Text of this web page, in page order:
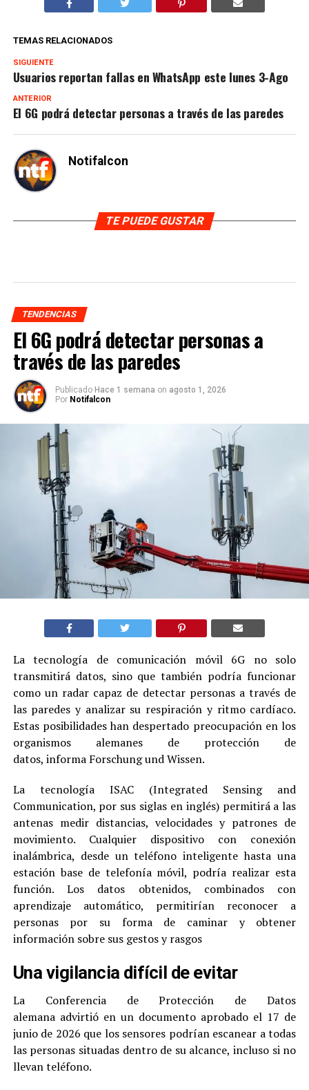
TEMAS RELACIONADOS
SIGUIENTE
Usuarios reportan fallas en WhatsApp este lunes 3-Ago
ANTERIOR
El 6G podrá detectar personas a través de las paredes
Notifalcon
TE PUEDE GUSTAR
TENDENCIAS
El 6G podrá detectar personas a
través de las paredes
Publicado Hace 1 semana on agosto 1, 2026
Por Notifalcon
La tecnología de comunicación móvil 6G no solo
transmitirá datos, sino que también podría funcionar
como un radar capaz de detectar personas a través de
las paredes y analizar su respiración y ritmo cardíaco.
Estas posibilidades han despertado preocupación en los
organismos alemanes de protección de
datos, informa Forschung und Wissen.
La tecnología ISAC (Integrated Sensing and
Communication, por sus siglas en inglés) permitirá a las
antenas medir distancias, velocidades y patrones de
movimiento. Cualquier dispositivo con conexión
inalámbrica, desde un teléfono inteligente hasta una
estación base de telefonía móvil, podría realizar esta
función. Los datos obtenidos, combinados con
aprendizaje automático, permitirían reconocer a
personas por su forma de caminar y obtener
información sobre sus gestos y rasgos
Una vigilancia difícil de evitar
La Conferencia de Protección de Datos
alemana advirtió en un documento aprobado el 17 de
junio de 2026 que los sensores podrían escanear a todas
las personas situadas dentro de su alcance, incluso si no
llevan teléfono.